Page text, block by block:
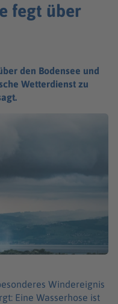
fegt über
den Bodensee und
Wetterdienst zu
Windereignis
Eine Wasserhose ist